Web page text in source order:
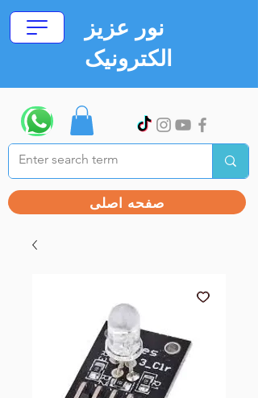
نور عزیز
الکترونیک
صفحه اصلی